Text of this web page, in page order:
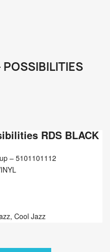
RDS BLACK
‎– 5101101112
Cool Jazz